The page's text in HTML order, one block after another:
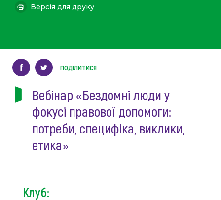
Вебінар «Бездомні люди у
фокусі правової допомоги:
потреби, специфіка, виклики,
етика»
Клуб:
Версія для друку
ПОДІЛИТИСЯ